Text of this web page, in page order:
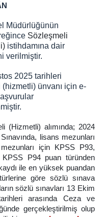
LİSTELERİ
Müdürlüğünün
Sözleşmeli
istihdamına dair
verilmiştir.
2025 tarihleri
ünvanı için e-
(Hizmetli) alımında; 2024
lisans mezunları
için KPSS P93,
P94 puan türünden
ile en yüksek puandan
göre sözlü sınava
sözlü sınavları 13 Ekim
arasında Ceza ve
gerçekleştirilmiş olup